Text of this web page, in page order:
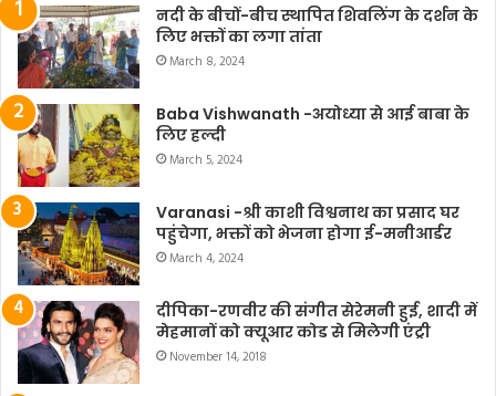
नदी के बीचों-बीच स्थापित शिवलिंग के दर्शन के
लिए भक्तों का लगा तांता
March 8, 2024
Baba Vishwanath -अयोध्या से आई बाबा के
लिए हल्दी
March 5, 2024
Varanasi -श्री काशी विश्वनाथ का प्रसाद घर
पहुंचेगा, भक्तों को भेजना होगा ई-मनीआर्डर
March 4, 2024
दीपिका-रणवीर की संगीत सेरेमनी हुई, शादी में
मेहमानों को क्यूआर कोड से मिलेगी एंट्री
November 14, 2018